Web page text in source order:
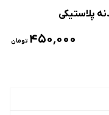
۴۵۰٬۰۰۰ تومان